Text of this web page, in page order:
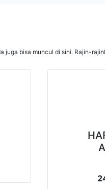
juga bisa muncul di sini. Rajin-